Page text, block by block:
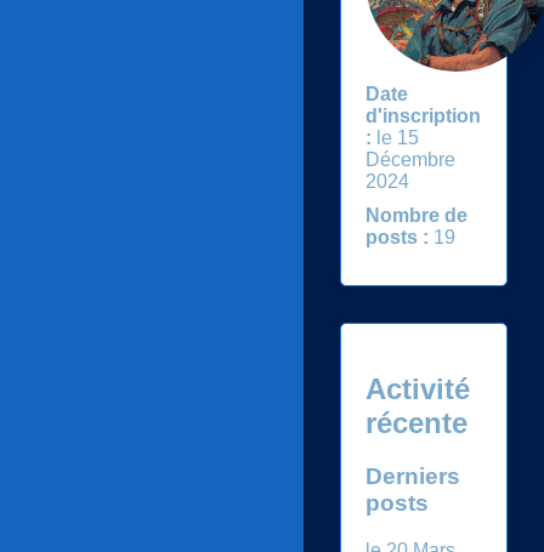
Date
d'inscription
: le 15
Décembre
2024
Nombre de
posts : 19
Activité
récente
Derniers
posts